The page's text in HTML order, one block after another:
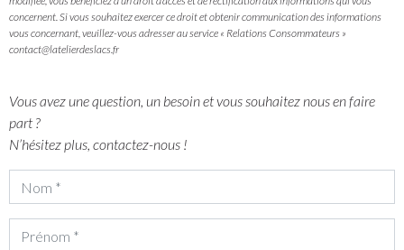
concernent. Si vous souhaitez exercer ce droit et obtenir communication des informations
vous concernant, veuillez-vous adresser au service « Relations Consommateurs »
contact@latelierdeslacs.fr
Vous avez une question, un besoin et vous souhaitez nous en faire
part ?
N’hésitez plus, contactez-nous !